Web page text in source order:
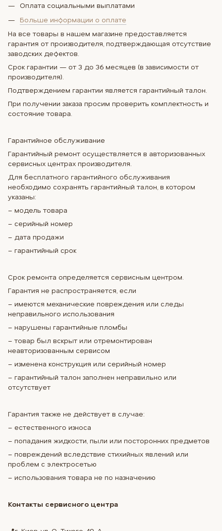
Оплата социальными выплатами
Больше информации о оплате
На все товары в нашем магазине предоставляется
гарантия от производителя, подтверждающая отсутствие
заводских дефектов.
Срок гарантии — от 3 до 36 месяцев (в зависимости от
производителя).
Подтверждением гарантии является гарантийный талон.
При получении заказа просим проверить комплектность и
состояние товара.
Гарантийное обслуживание
Гарантийный ремонт осуществляется в авторизованных
сервисных центрах производителя.
Для бесплатного гарантийного обслуживания
необходимо сохранять гарантийный талон, в котором
указаны:
– модель товара
– серийный номер
– дата продажи
– гарантийный срок
Срок ремонта определяется сервисным центром.
Гарантия не распространяется, если
– имеются механические повреждения или следы
неправильного использования
– нарушены гарантийные пломбы
– товар был вскрыт или отремонтирован
неавторизованным сервисом
– изменена конструкция или серийный номер
– гарантийный талон заполнен неправильно или
отсутствует
Гарантия также не действует в случае:
– естественного износа
– попадания жидкости, пыли или посторонних предметов
– повреждений вследствие стихийных явлений или
проблем с электросетью
– использования товара не по назначению
Контакты сервисного центра